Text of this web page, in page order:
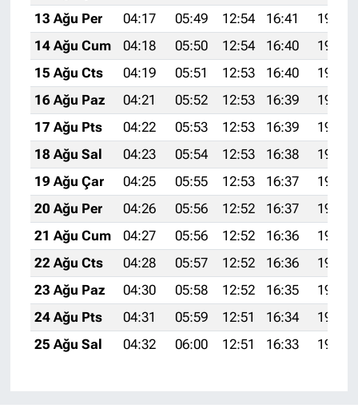
13 Ağu Per
04:17 05:49 12:54 16:41
19:48
14 Ağu Cum
04:18 05:50 12:54 16:40
19:47
15 Ağu Cts
04:19 05:51 12:53 16:40
19:46
16 Ağu Paz
04:21 05:52 12:53 16:39
19:45
17 Ağu Pts
04:22 05:53 12:53 16:39
19:43
18 Ağu Sal
04:23 05:54 12:53 16:38
19:42
19 Ağu Çar
04:25 05:55 12:53 16:37
19:41
20 Ağu Per
04:26 05:56 12:52 16:37
19:39
21 Ağu Cum
04:27 05:56 12:52 16:36
19:38
22 Ağu Cts
04:28 05:57 12:52 16:36
19:37
23 Ağu Paz
04:30 05:58 12:52 16:35
19:35
24 Ağu Pts
04:31 05:59 12:51 16:34
19:34
25 Ağu Sal
04:32 06:00 12:51 16:33 19:32